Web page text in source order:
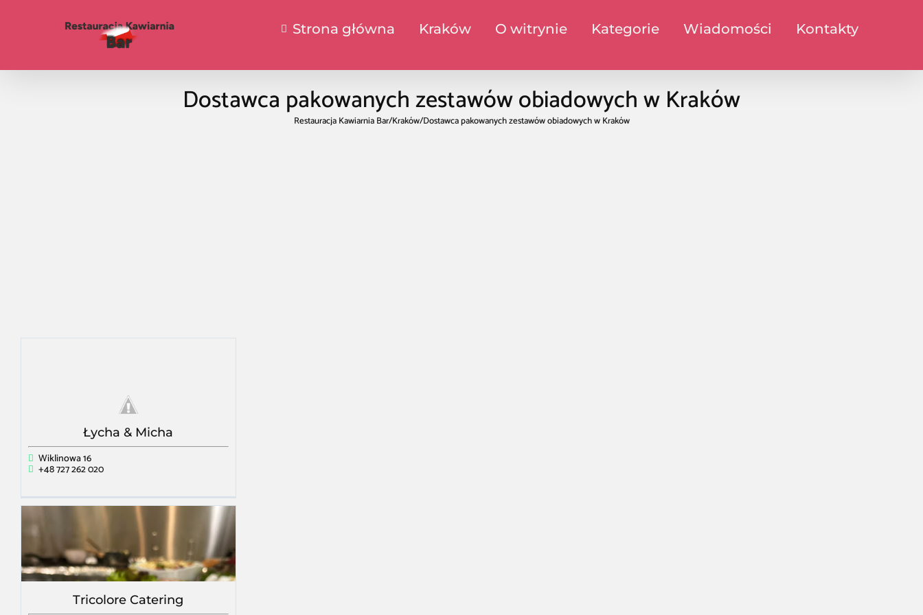
Strona główna Kraków O witrynie Kategorie Wiadomości Kontakty
Dostawca pakowanych zestawów obiadowych w Kraków
Restauracja Kawiarnia Bar/Kraków/Dostawca pakowanych zestawów obiadowych w Kraków
Łycha & Micha
Wiklinowa 16
+48 727 262 020
Tricolore Catering